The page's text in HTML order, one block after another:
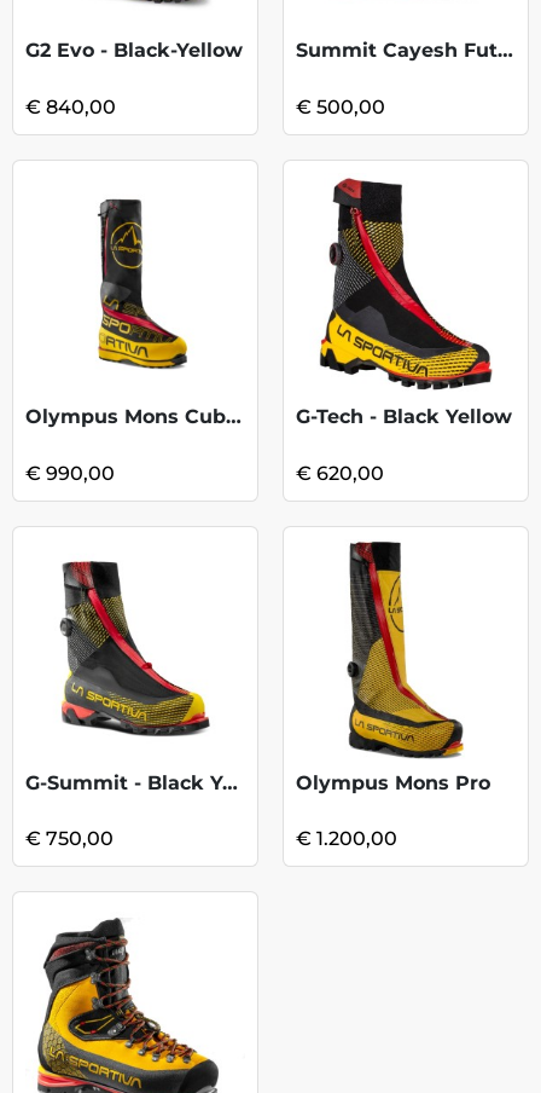
G2 Evo - Black-Yellow
€ 840,00
Summit Cayesh Futurelight -Black Red
€ 500,00
Olympus Mons Cube - Yellow-Black
€ 990,00
G-Tech - Black Yellow
€ 620,00
G-Summit - Black Yellow
€ 750,00
Olympus Mons Pro
€ 1.200,00